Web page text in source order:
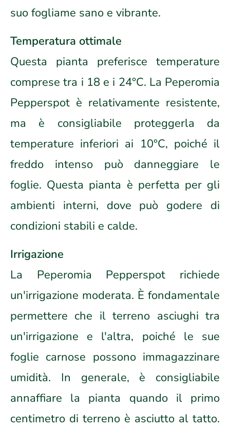
suo fogliame sano e vibrante.
Temperatura ottimale
Questa pianta preferisce temperature
comprese tra i 18 e i 24°C. La Peperomia
Pepperspot è relativamente resistente,
ma è consigliabile proteggerla da
temperature inferiori ai 10°C, poiché il
freddo intenso può danneggiare le
foglie. Questa pianta è perfetta per gli
ambienti interni, dove può godere di
condizioni stabili e calde.
Irrigazione
La Peperomia Pepperspot richiede
un'irrigazione moderata. È fondamentale
permettere che il terreno asciughi tra
un'irrigazione e l'altra, poiché le sue
foglie carnose possono immagazzinare
umidità. In generale, è consigliabile
annaffiare la pianta quando il primo
centimetro di terreno è asciutto al tatto.